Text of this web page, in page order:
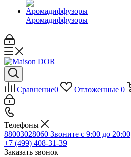
Аромадиффузоры
Сравнение0 Отложенные 0
Телефоны
88003028060 Звоните с 9:00 до 20:00
+7 (499) 408-31-39
Заказать звонок